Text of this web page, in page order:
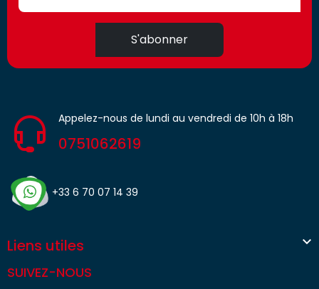
S'abonner
Appelez-nous de lundi au vendredi de 10h à 18h
0751062619
+33 6 70 07 14 39
Liens utiles 
SUIVEZ-NOUS